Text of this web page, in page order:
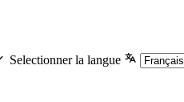
Selectionner la langue